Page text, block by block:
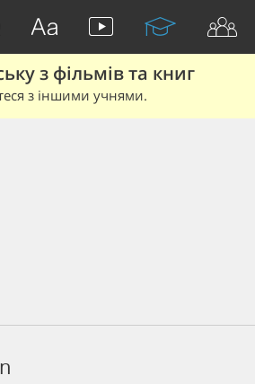
з фільмів та книг
з іншими учнями.